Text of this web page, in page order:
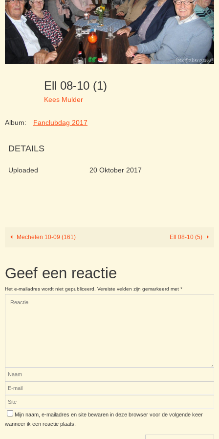
Ell 08-10 (1)
Kees Mulder
Album: Fanclubdag 2017
DETAILS
Uploaded 20 Oktober 2017
Mechelen 10-09 (161) Ell 08-10 (5)
Geef een reactie
Het e-mailadres wordt niet gepubliceerd. Vereiste velden zijn gemarkeerd met *
Mijn naam, e-mailadres en site bewaren in deze browser voor de volgende keer
wanneer ik een reactie plaats.